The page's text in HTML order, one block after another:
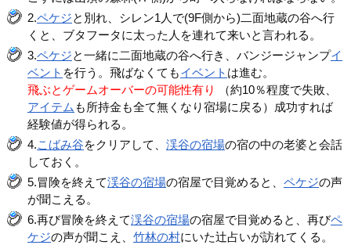
2.ペケジと別れ、シレン1人で(9F側から)二面地蔵の谷へ行
くと、ブタフータに太った人を連れて来いと言われる。
3.ペケジと一緒に二面地蔵の谷へ行き、バンジージャンプイ
ベント を行う。飛ばなくてもイベント は進む。
飛ぶとゲームオーバーの可能性有り
（約10％程度で失敗、
アイテム も所持金も全て無くなり宿場に戻る）成功すれば
経験値が得られる。
4.こばみ谷をクリアして、渓谷の宿場の宿の中の老婆と会話
しておく。
5.冒険を終えて渓谷の宿場の宿屋で目覚めると、ペケジの声
が聞こえる。
6.再び冒険を終えて渓谷の宿場の宿屋で目覚めると、再びペ
ケジの声が聞こえ、竹林の村にいた辻占いが訪れてくる。